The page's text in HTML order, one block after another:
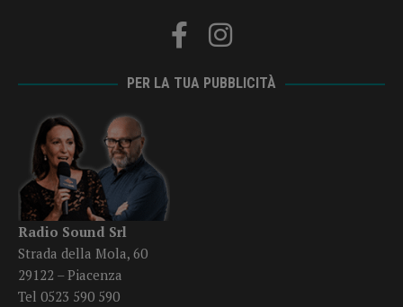
PER LA TUA PUBBLICITÀ
Radio Sound Srl
Strada della Mola, 60
29122 – Piacenza
Tel 0523 590 590